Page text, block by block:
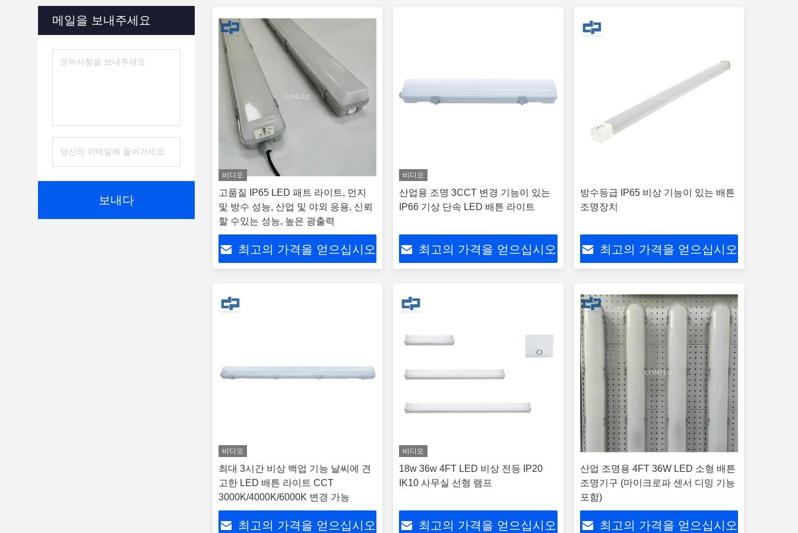
메일을 보내주세요
보내다
비디오
고품질 IP65 LED 패트 라이트, 먼지
및 방수 성능, 산업 및 야외 응용, 신뢰
할 수있는 성능, 높은 광출력
최고의 가격을 얻으십시오
비디오
산업용 조명 3CCT 변경 기능이 있는
IP66 기상 단속 LED 배튼 라이트
최고의 가격을 얻으십시오
방수등급 IP65 비상 기능이 있는 배튼
조명장치
최고의 가격을 얻으십시오
비디오
최대 3시간 비상 백업 기능 날씨에 견
고한 LED 배튼 라이트 CCT
3000K/4000K/6000K 변경 가능
최고의 가격을 얻으십시오
비디오
18w 36w 4FT LED 비상 전등 IP20
IK10 사무실 선형 램프
최고의 가격을 얻으십시오
산업 조명용 4FT 36W LED 소형 배튼
조명기구 (마이크로파 센서 디밍 기능
포함)
최고의 가격을 얻으십시오